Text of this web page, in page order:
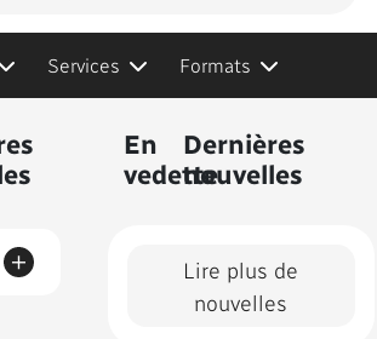
Services Formats
En
vedette
Dernières
nouvelles
Lire plus de
nouvelles
+